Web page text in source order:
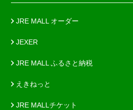
JRE MALL オーダー
JEXER
JRE MALL ふるさと納税
えきねっと
JRE MALLチケット